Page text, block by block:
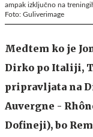
ampak izključno na
Foto: Guliverimage
Medtem ko je
Dirko po Italiji,
pripravljata na
Auvergne -
Dofineji), bo